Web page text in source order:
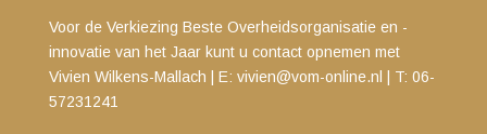
Voor de Verkiezing Beste Overheidsorganisatie en -
innovatie van het Jaar kunt u contact opnemen met
Vivien Wilkens-Mallach | E: vivien@vom-online.nl
T: 06-
57231241